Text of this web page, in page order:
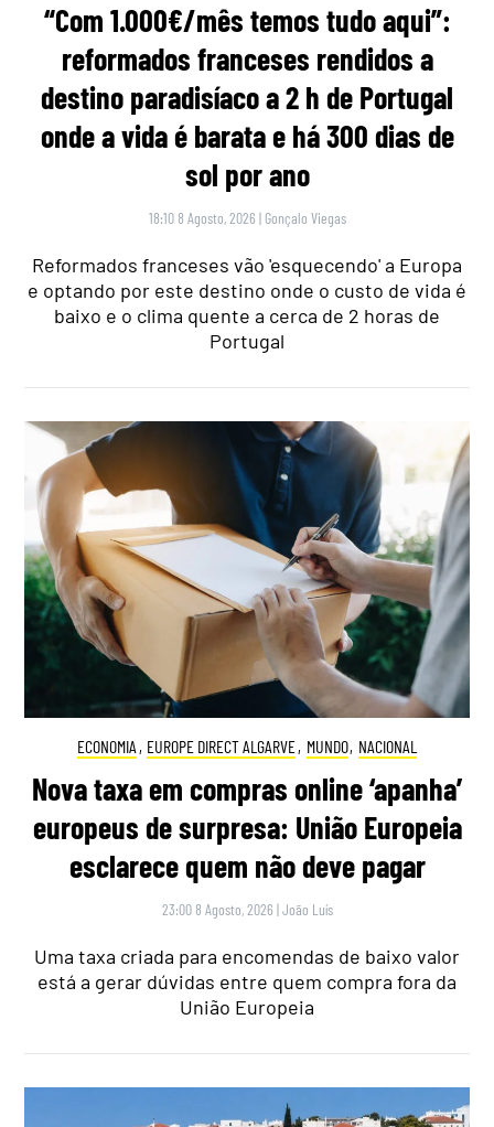
“Com 1.000€/mês temos tudo aqui”:
reformados franceses rendidos a
destino paradisíaco a 2 h de Portugal
onde a vida é barata e há 300 dias de
sol por ano
18:10 8 Agosto, 2026 | Gonçalo Viegas
Reformados franceses vão 'esquecendo' a Europa
e optando por este destino onde o custo de vida é
baixo e o clima quente a cerca de 2 horas de
Portugal
ECONOMIA , EUROPE DIRECT ALGARVE, MUNDO, NACIONAL
Nova taxa em compras online ‘apanha’
europeus de surpresa: União Europeia
esclarece quem não deve pagar
23:00 8 Agosto, 2026 |João Luís
Uma taxa criada para encomendas de baixo valor
está a gerar dúvidas entre quem compra fora da
União Europeia